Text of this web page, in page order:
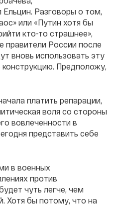
Ельцин. Разговоры о том,
или «Путин хотя бы
кто-то страшнее»,
правители России после
вновь использовать эту
Предположу,
платить репарации,
воля со стороны
вовлеченности в
представить себе
в военных
против
чуть легче, чем
Хотя бы потому, что на